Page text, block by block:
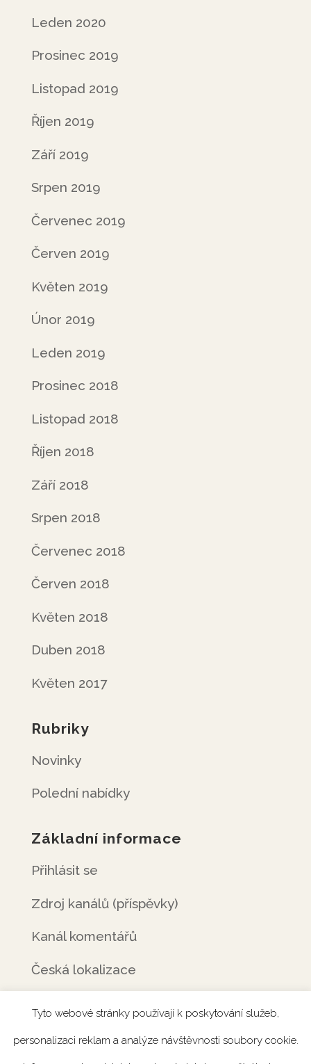
Leden 2020
Prosinec 2019
Listopad 2019
Říjen 2019
Září 2019
Srpen 2019
Červenec 2019
Červen 2019
Květen 2019
Únor 2019
Leden 2019
Prosinec 2018
Listopad 2018
Říjen 2018
Září 2018
Srpen 2018
Červenec 2018
Červen 2018
Květen 2018
Duben 2018
Květen 2017
Rubriky
Novinky
Polední nabídky
Základní informace
Přihlásit se
Zdroj kanálů (příspěvky)
Kanál komentářů
Česká lokalizace
Úvod Rezervace Menu Fotogalerie
Tyto webové stránky používají k poskytování služeb,
personalizaci reklam a analýze návštěvnosti soubory cookie.